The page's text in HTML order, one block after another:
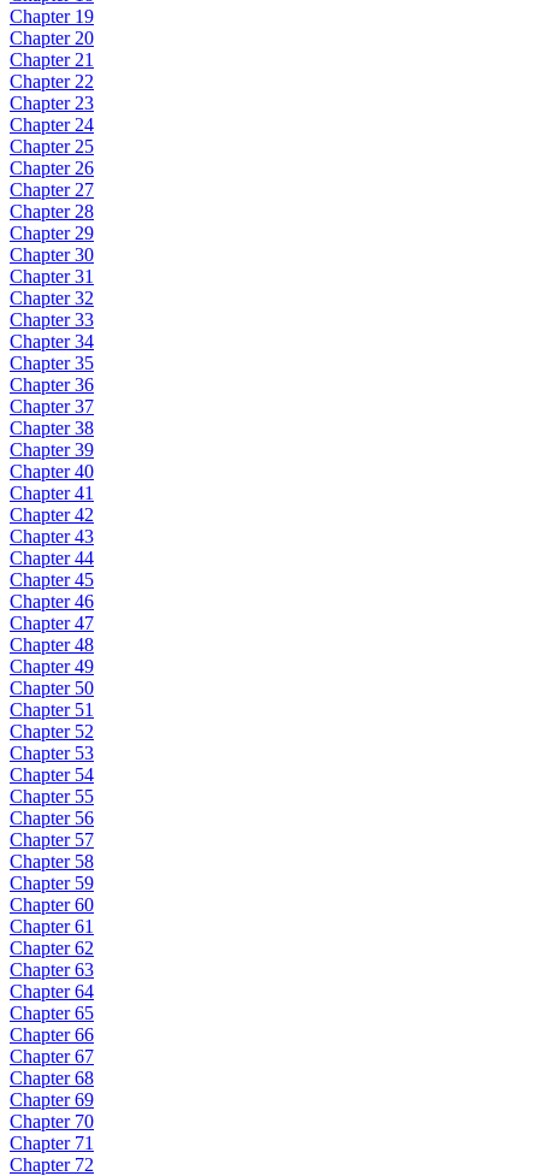
Chapter 19
Chapter 20
Chapter 21
Chapter 22
Chapter 23
Chapter 24
Chapter 25
Chapter 26
Chapter 27
Chapter 28
Chapter 29
Chapter 30
Chapter 31
Chapter 32
Chapter 33
Chapter 34
Chapter 35
Chapter 36
Chapter 37
Chapter 38
Chapter 39
Chapter 40
Chapter 41
Chapter 42
Chapter 43
Chapter 44
Chapter 45
Chapter 46
Chapter 47
Chapter 48
Chapter 49
Chapter 50
Chapter 51
Chapter 52
Chapter 53
Chapter 54
Chapter 55
Chapter 56
Chapter 57
Chapter 58
Chapter 59
Chapter 60
Chapter 61
Chapter 62
Chapter 63
Chapter 64
Chapter 65
Chapter 66
Chapter 67
Chapter 68
Chapter 69
Chapter 70
Chapter 71
Chapter 72